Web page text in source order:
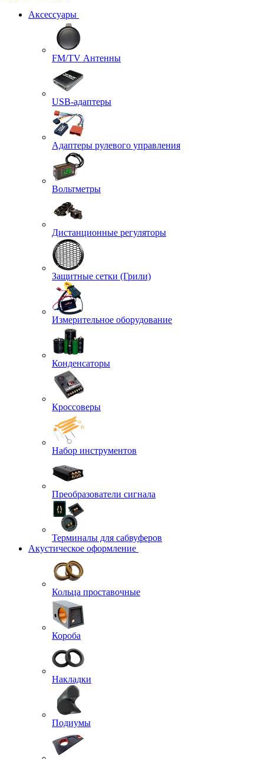
Аксессуары
FM/TV Антенны
USB-адаптеры
Адаптеры рулевого управления
Вольтметры
Дистанционные регуляторы
Защитные сетки (Грили)
Измерительное оборудование
Конденсаторы
Кроссоверы
Набор инструментов
Преобразователи сигнала
Терминалы для сабвуферов
Акустическое оформление
Кольца проставочные
Короба
Накладки
Подиумы